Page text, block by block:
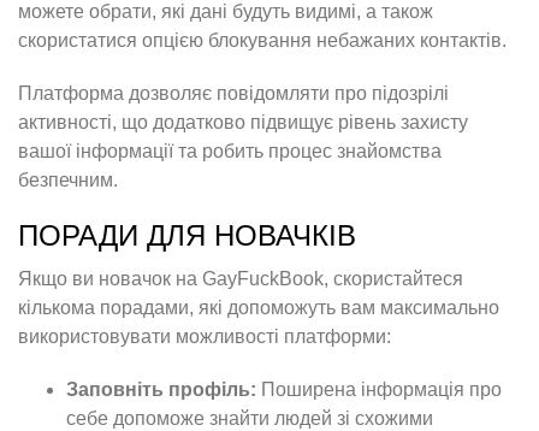
можете обрати, які дані будуть видимі, а також
скористатися опцією блокування небажаних контактів.
Платформа дозволяє повідомляти про підозрілі
активності, що додатково підвищує рівень захисту
вашої інформації та робить процес знайомства
безпечним.
ПОРАДИ ДЛЯ НОВАЧКІВ
Якщо ви новачок на GayFuckBook, скористайтеся
кількома порадами, які допоможуть вам максимально
використовувати можливості платформи:
Заповніть профіль: Поширена інформація про
себе допоможе знайти людей зі схожими